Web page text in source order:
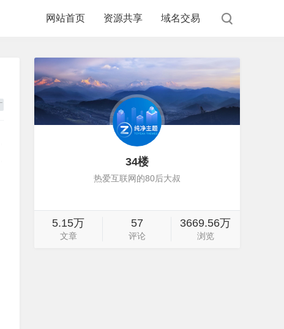
网站首页 资源共享 域名交易
34楼
热爱互联网的80后大叔
5.15万
文章
57
评论
3669.56万
浏览